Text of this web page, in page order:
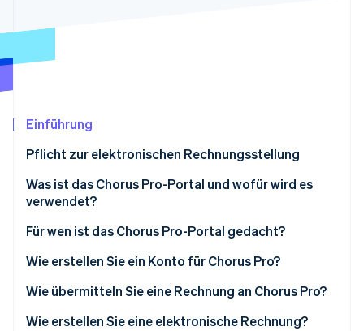
Stripe-Sessions 2026
Erfahren Sie, wie Stripe Lösungen für die
Einführung
Pflicht zur elektronischen Rechnungsstellung
Was ist das Chorus Pro-Portal und wofür wird es
verwendet?
Für wen ist das Chorus Pro-Portal gedacht?
Wie erstellen Sie ein Konto für Chorus Pro?
Wie übermitteln Sie eine Rechnung an Chorus Pro?
Wie erstellen Sie eine elektronische Rechnung?